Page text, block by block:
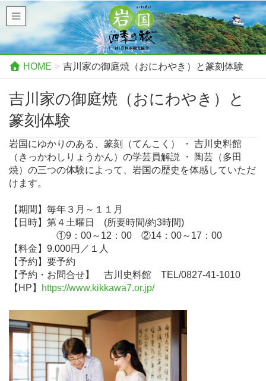
HOME 吉川家の御庭焼（おにわやき）と篆刻体験
吉川家の御庭焼（おにわやき）と
篆刻体験
岩国にゆかりのある、篆刻（てんこく） ・ 吉川史料館
（きっかわしりょうかん）の学芸員解説 ・ 陶芸（多田
焼）の三つの体験によって、岩国の歴史を体感していただ
けます。
【期間】毎年３月～１１月
【日時】第４土曜日 (所要時間/約3時間)
①9：00～12：00 ②14：00～17：00
【料金】9.000円／１人
【予約】要予約
【予約・お問合せ】
吉川史料館 TEL/0827-41-1010
【HP】
https://www.kikkawa7.or.jp/